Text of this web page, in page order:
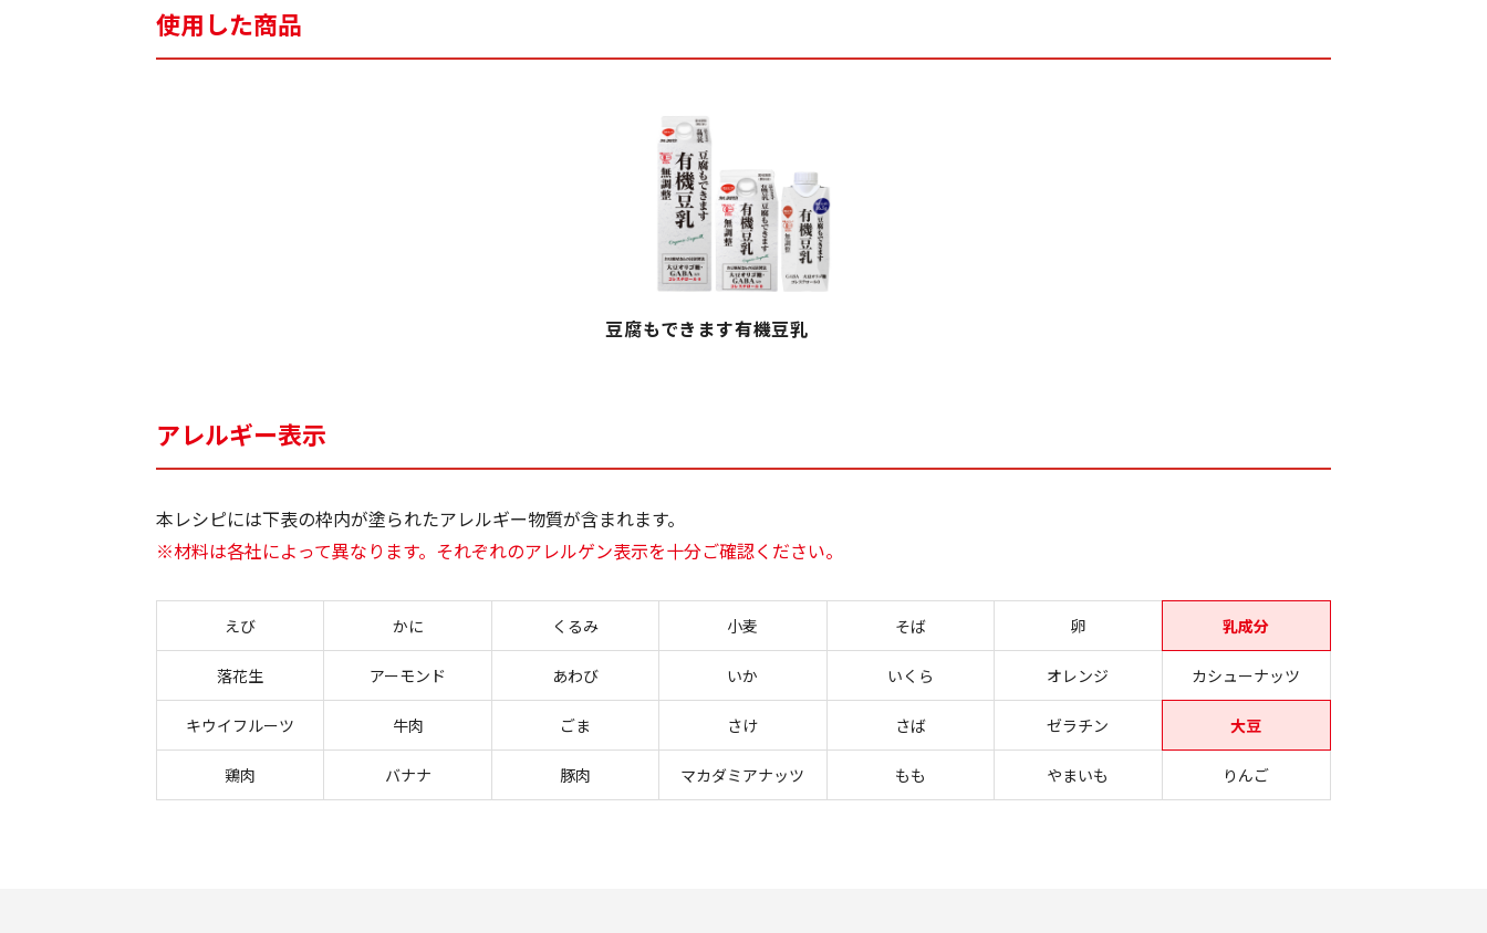
使用した商品
豆腐もできます有機豆乳
アレルギー表示
本レシピには下表の枠内が塗られたアレルギー物質が含まれます。
※材料は各社によって異なります。それぞれのアレルゲン表示を十分ご確認ください。
えび かに くるみ 小麦 そば 卵 乳成分
落花生 アーモンド あわび いか いくら オレンジ カシューナッツ
キウイフルーツ 牛肉 ごま さけ さば ゼラチン 大豆
鶏肉 バナナ 豚肉 マカダミアナッツ もも やまいも りんご